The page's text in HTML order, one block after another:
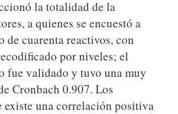
la totalidad de la
a quienes se encuestó a
de cuarenta reactivos, con
por niveles; el
fue validado y tuvo una muy
Cronbach 0.907. Los
existe una correlación positiva